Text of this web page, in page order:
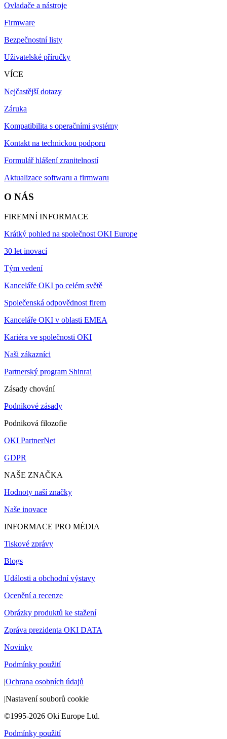
Ovladače a nástroje
Firmware
Bezpečnostní listy
Uživatelské příručky
VÍCE
Nejčastější dotazy
Záruka
Kompatibilita s operačními systémy
Kontakt na technickou podporu
Formulář hlášení zranitelností
Aktualizace softwaru a firmwaru
O NÁS
FIREMNÍ INFORMACE
Krátký pohled na společnost OKI Europe
30 let inovací
Tým vedení
Kanceláře OKI po celém světě
Společenská odpovědnost firem
Kanceláře OKI v oblasti EMEA
Kariéra ve společnosti OKI
Naši zákazníci
Partnerský program Shinrai
Zásady chování
Podnikové zásady
Podniková filozofie
OKI PartnerNet
GDPR
NAŠE ZNAČKA
Hodnoty naší značky
Naše inovace
INFORMACE PRO MÉDIA
Tiskové zprávy
Blogs
Události a obchodní výstavy
Ocenění a recenze
Obrázky produktů ke stažení
Zpráva prezidenta OKI DATA
Novinky
Podmínky použití
|Ochrana osobních údajů
|Nastavení souborů cookie
©1995-2026 Oki Europe Ltd.
Podmínky použití